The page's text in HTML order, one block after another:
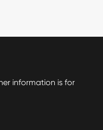
information is for